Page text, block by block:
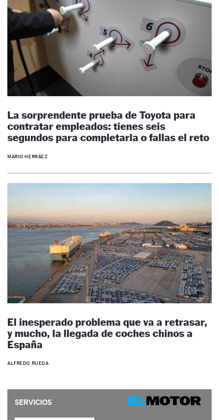
La sorprendente prueba de Toyota para
contratar empleados: tienes seis
segundos para completarla o fallas el reto
MARIO HERRÁEZ
El inesperado problema que va a retrasar,
y mucho, la llegada de coches chinos a
España
ALFREDO RUEDA